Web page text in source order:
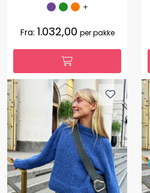
+
Fra: 1.032,00 per pakke